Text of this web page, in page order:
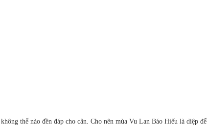
thể nào đền đáp cho cân. Cho nên mùa Vu Lan Báo Hiếu là diệp để